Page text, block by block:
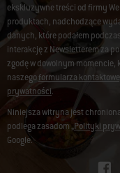
ekskluzywne treści od firmy
produktach, nadchodzące
danych, które podałem
interakcję z Newsletterem za
zgodę w dowolnym momencie,
naszegoformularza
prywatności.
Niniejsza witryna jest
podlega zasadom „Polityki
Google.